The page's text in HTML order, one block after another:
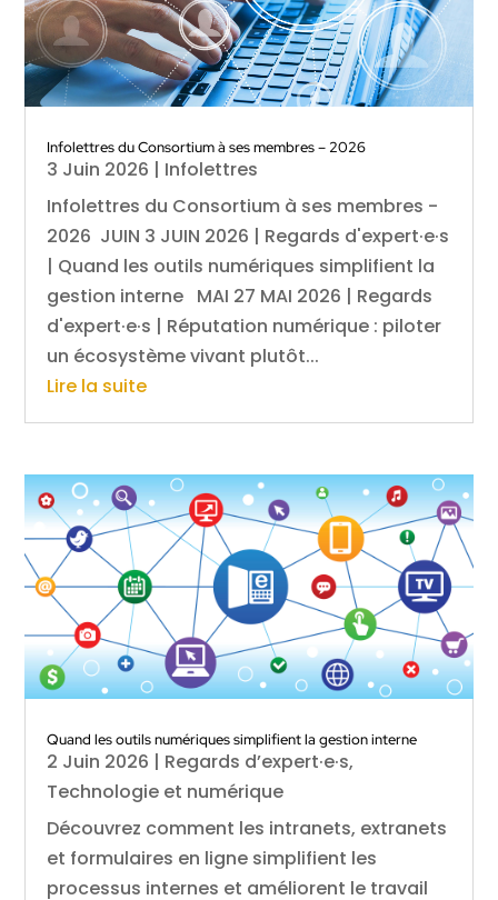
Infolettres du Consortium à ses membres – 2026
3 Juin 2026 | Infolettres
Infolettres du Consortium à ses membres -
2026 JUIN 3 JUIN 2026 | Regards d'expert·e·s
| Quand les outils numériques simplifient la
gestion interne MAI 27 MAI 2026 | Regards
d'expert·e·s | Réputation numérique : piloter
un écosystème vivant plutôt...
Lire la suite
Quand les outils numériques simplifient la gestion interne
2 Juin 2026 | Regards d’expert·e·s,
Technologie et numérique
Découvrez comment les intranets, extranets
et formulaires en ligne simplifient les
processus internes et améliorent le travail